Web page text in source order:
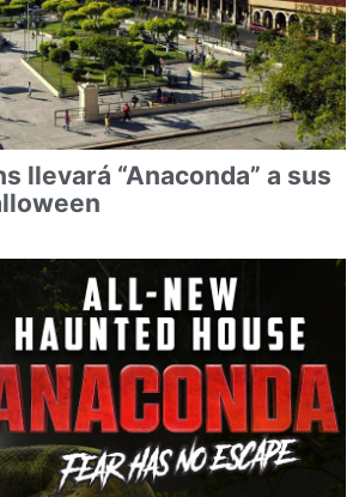
llevará “Anaconda” a sus